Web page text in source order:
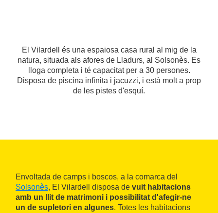
El Vilardell és una espaiosa casa rural al mig de la
natura, situada als afores de Lladurs, al Solsonès. Es
lloga completa i té capacitat per a 30 persones.
Disposa de piscina infinita i jacuzzi, i està molt a prop
de les pistes d'esquí.
Envoltada de camps i boscos, a la comarca del
Solsonès, El Vilardell disposa de vuit habitacions
amb un llit de matrimoni i possibilitat d'afegir-ne
un de supletori en algunes. Totes les habitacions